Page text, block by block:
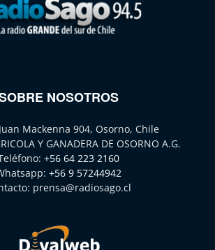
NOSOTROS
Mackenna 904, Osorno, Chile
Y GANADERA DE OSORNO A.G.
+56 64 223 2160
+56 9 57244942
prensa@radiosago.cl